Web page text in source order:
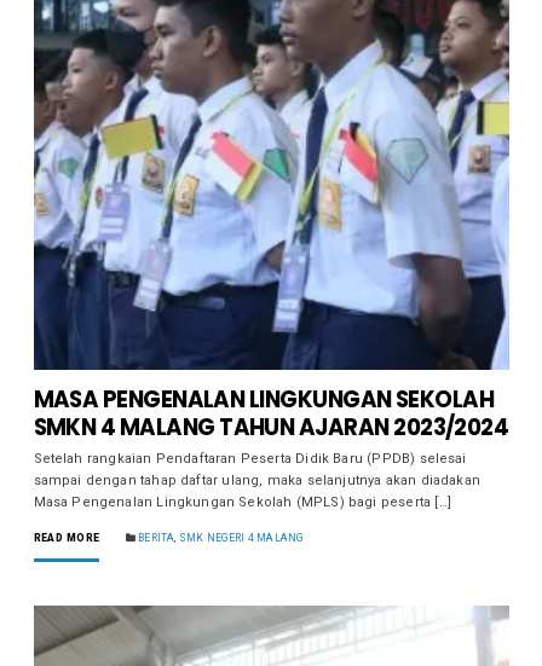
MASA PENGENALAN LINGKUNGAN SEKOLAH
SMKN 4 MALANG TAHUN AJARAN 2023/2024
Setelah rangkaian Pendaftaran Peserta Didik Baru (PPDB) selesai
sampai dengan tahap daftar ulang, maka selanjutnya akan diadakan
Masa Pengenalan Lingkungan Sekolah (MPLS) bagi peserta […]
READ MORE BERITA, SMK NEGERI 4 MALANG